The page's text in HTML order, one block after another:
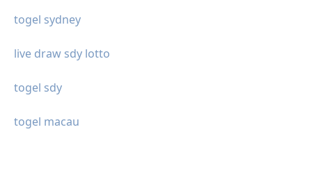
togel sydney
live draw sdy lotto
togel sdy
togel macau